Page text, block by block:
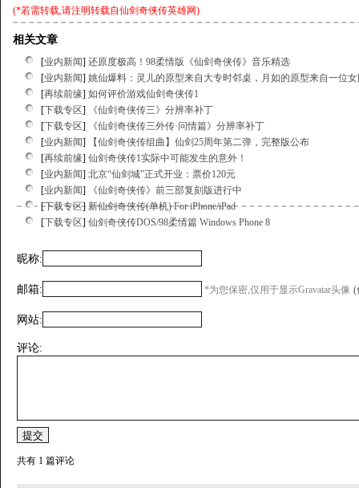
(*若需转载,请注明转载自仙剑奇侠传英雄网)
相关文章
[业内新闻] 还原度极高！98柔情版《仙剑奇侠传》音乐精选
[业内新闻] 姚仙爆料：灵儿的原型来自大专时邻桌，月如的原型来自一位
[再续前缘] 如何评价游戏仙剑奇侠传1
[下载专区]
《仙剑奇侠传三》分辨率补丁
[下载专区]
《仙剑奇侠传三外传·问情篇》分辨率补丁
[业内新闻]
【仙剑奇侠传组曲】仙剑25周年第二弹，完整版公布
[再续前缘] 仙剑奇侠传1实际中可能发生的意外！
[业内新闻] 北京“仙剑城”正式开业：票价120元
[业内新闻]
《仙剑奇侠传》前三部复刻版进行中
[下载专区] 新仙剑奇侠传(单机) For iPhone/iPad
[下载专区] 仙剑奇侠传DOS/98柔情篇 Windows Phone 8
昵称:
邮箱: *为您保密,仅用于显示Gravatar头像 (
网站:
评论:
共有 1 篇评论